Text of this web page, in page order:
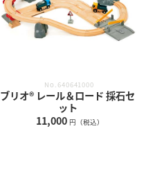
No.640641000
ブリオ® レール＆ロード 採石セ
ット
11,000 円（税込）